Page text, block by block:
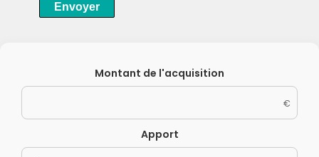
Envoyer
Montant de l'acquisition
€
Apport